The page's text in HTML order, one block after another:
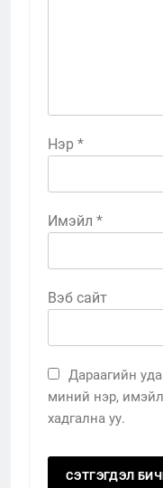
Нэр *
Имэйл *
Вэб сайт
Дараагийн
миний нэр,
хадгална уу.